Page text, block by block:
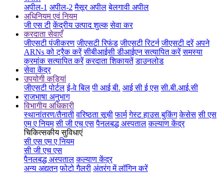
अपील-1 अपील-2 मैसूर अपील बेलगावी अपील
अधिनियम एवं नियम
जी एस टी केंद्रीय उत्पाद शुल्क सेवा कर
करदाता सेवाएँ
जीएसटी पंजीकरण जीएसटी रिफंड जीएसटी रिटर्न जीएसटी दरें अपने
ARNs को ट्रैक करें सीबीआईसी डीआईएन सत्यापित करें समस्या
क्रमांक सत्यापित करें करदाता शिकायतें डाउनलोड
सेवा केंद्र
उपयोगी कड़ियां
जीएसटी पोर्टल ई-वे बिल पी आई बी. आई सी ई एस सी.बी.आई.सी
राजभाषा अनुभाग
विभागीय अधिकारी
स्थानांतरण/तैनाती वरिष्ठता सूची फार्म गेस्ट हाउस बुकिंग केसेस सी एस
एम ए नियम सी जी एच एस पैनलबद्ध अस्पताल कल्याण केंद्र
चिकित्सकीय सुविधाएं
सी एस एम ए नियम
सी जी एच एस
पैनलबद्ध अस्पताल कल्याण केंद्र
अन्य अद्यतन फोटो गैलरी अंतरंग में लॉगिन करें